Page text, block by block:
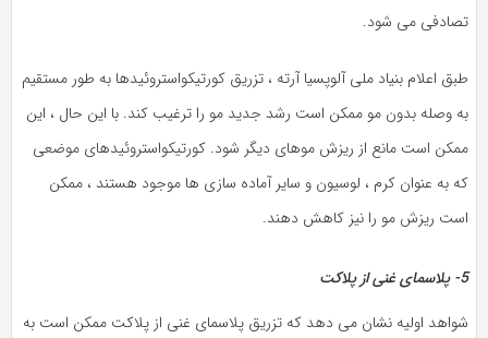
تصادفی می شود.
طبق اعلام بنیاد ملی آلوپسیا آرته ، تزریق کورتیکواستروئیدها به طور مستقیم
به وصله بدون مو ممکن است رشد جدید مو را ترغیب کند. با این حال ، این
ممکن است مانع از ریزش موهای دیگر شود. کورتیکواستروئیدهای موضعی
که به عنوان کرم ، لوسیون و سایر آماده سازی ها موجود هستند ، ممکن
است ریزش مو را نیز کاهش دهند.
5- پلاسمای غنی از پلاکت
شواهد اولیه نشان می دهد که تزریق پلاسمای غنی از پلاکت ممکن است به